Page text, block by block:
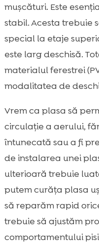
mușcături. Este
stabil. Acesta trebuie
special la etaje
este larg deschisă.
materialul ferestrei
modalitatea de
Vrem ca plasa să
circulație a aerului,
întunecată sau a fi
de instalarea unei
ulterioară trebuie
putem curăța plasa
să reparăm rapid
trebuie să ajustăm
comportamentului